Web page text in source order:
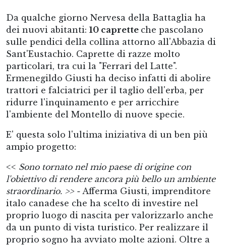
Da qualche giorno Nervesa della Battaglia ha
dei nuovi abitanti: 10 caprette che pascolano
sulle pendici della collina attorno all'Abbazia di
Sant'Eustachio. Caprette di razze molto
particolari, tra cui la "Ferrari del Latte".
Ermenegildo Giusti ha deciso infatti di abolire
trattori e falciatrici per il taglio dell'erba, per
ridurre l'inquinamento e per arricchire
l'ambiente del Montello di nuove specie.
E' questa solo l'ultima iniziativa di un ben più
ampio progetto:
<< Sono tornato nel mio paese di origine con
l'obiettivo di rendere ancora più bello un ambiente
straordinario. >> - Afferma Giusti, imprenditore
italo canadese che ha scelto di investire nel
proprio luogo di nascita per valorizzarlo anche
da un punto di vista turistico. Per realizzare il
proprio sogno ha avviato molte azioni. Oltre a